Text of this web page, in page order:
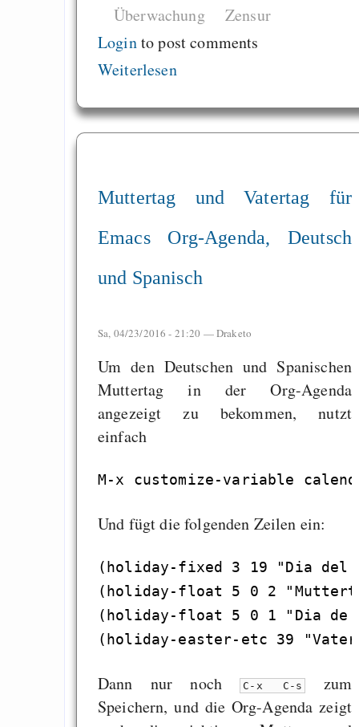
Überwachung
Zensur
Loginto post comments
Weiterlesen
Muttertag und Vatertag für
Emacs Org-Agenda, Deutsch
und Spanisch
Sa, 04/23/2016 - 21:20 —Draketo
Um den Deutschen und Spanischen
Muttertag in der Org-Agenda
angezeigt zu bekommen, nutzt
einfach
Und fügt die folgenden Zeilen ein:
(holiday-fixed 3 19 "Dia del
(holiday-float 5 0 2
(holiday-float 5 0 1 "Dia de
Dann nur noch C-x C-s
zum
Speichern, und die Org-Agenda zeigt